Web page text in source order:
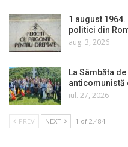
1 august
politici din
aug. 3, 2026
La Sâmbăta
anticomunistă
iul. 27, 2026
PREV NEXT 1 of 2.484